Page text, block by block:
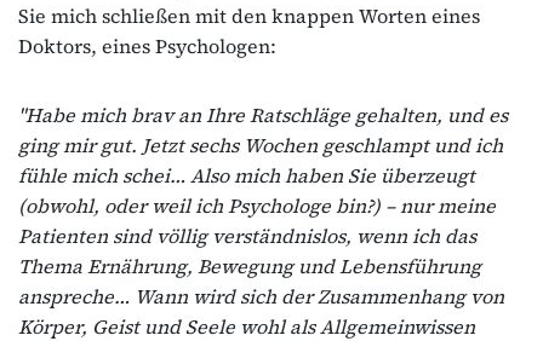
Sie mich schließen mit den knappen Worten eines
Doktors, eines Psychologen:
"Habe mich brav an Ihre Ratschläge gehalten, und es
ging mir gut. Jetzt sechs Wochen geschlampt und ich
fühle mich schei… Also mich haben Sie überzeugt
(obwohl, oder weil ich Psychologe bin?) – nur meine
Patienten sind völlig verständnislos, wenn ich das
Thema Ernährung, Bewegung und Lebensführung
anspreche… Wann wird sich der Zusammenhang von
Körper, Geist und Seele wohl als Allgemeinwissen